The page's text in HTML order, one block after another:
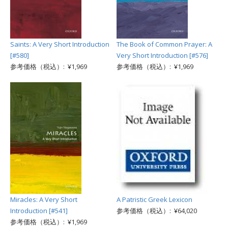
Saints: A Very Short Introduction
[#580]
参考価格（税込）: ¥1,969
The Book of Common Prayer: A
Very Short Introduction [#576]
参考価格（税込）: ¥1,969
Miracles: A Very Short
Introduction [#541]
参考価格（税込）: ¥1,969
A Patristic Greek Lexicon
参考価格（税込）: ¥64,020